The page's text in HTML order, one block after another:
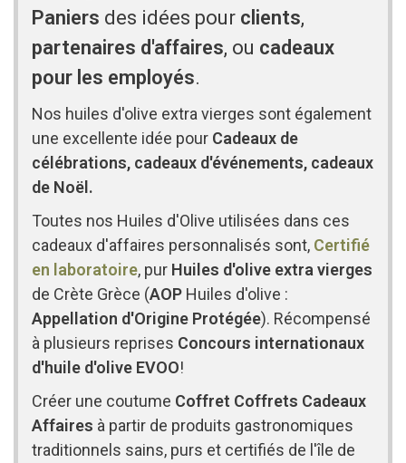
Paniers des idées pour clients,
partenaires d'affaires, ou cadeaux
pour les employés.
Nos huiles d'olive extra vierges sont également
une excellente idée pour Cadeaux de
célébrations, cadeaux d'événements, cadeaux
de Noël.
Toutes nos Huiles d'Olive utilisées dans ces
cadeaux d'affaires personnalisés sont, Certifié
en laboratoire, pur Huiles d'olive extra vierges
de Crète Grèce (AOP Huiles d'olive :
Appellation d'Origine Protégée). Récompensé
à plusieurs reprises Concours internationaux
d'huile d'olive EVOO!
Créer une coutume Coffret Coffrets Cadeaux
Affaires à partir de produits gastronomiques
traditionnels sains, purs et certifiés de l'île de